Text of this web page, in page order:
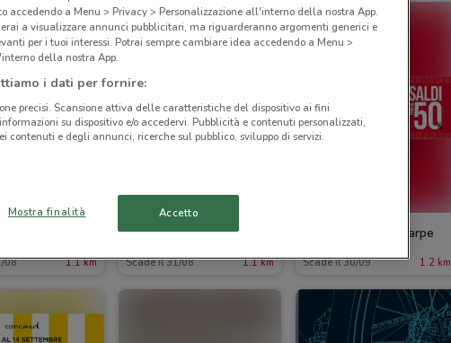
08 1.1 km
Clayton
Scade il 31/08 1.1 km
Scarpe & Scarpe
Scade il 30/09 1.2 km
accedendo a Menu > Privacy > Personalizzazione all'interno della nostra App.
a visualizzare annunci pubblicitari, ma riguarderanno argomenti generici e
per i tuoi interessi. Potrai sempre cambiare idea accedendo a Menu >
della nostra App.
i dati per fornire:
precisi. Scansione attiva delle caratteristiche del dispositivo ai fini
su dispositivo e/o accedervi. Pubblicità e contenuti personalizzati,
contenuti e degli annunci, ricerche sul pubblico, sviluppo di servizi.
Mostra finalità Accetto